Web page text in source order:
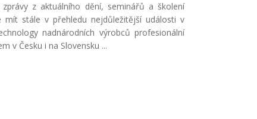
z aktuálního dění, seminářů a školení
mít stále v přehledu nejdůležitější události v
nadnárodních výrobců profesionální
v Česku i na Slovensku ...